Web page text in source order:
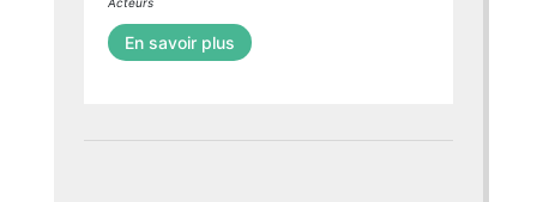
En savoir plus